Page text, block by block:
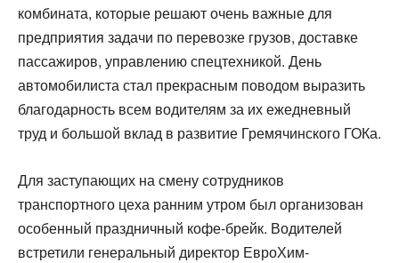
комбината, которые решают очень важные для
предприятия задачи по перевозке грузов, доставке
пассажиров, управлению спецтехникой. День
автомобилиста стал прекрасным поводом выразить
благодарность всем водителям за их ежедневный
труд и большой вклад в развитие Гремячинского ГОКа.
Для заступающих на смену сотрудников
транспортного цеха ранним утром был организован
особенный праздничный кофе-брейк. Водителей
встретили генеральный директор ЕвроХим-